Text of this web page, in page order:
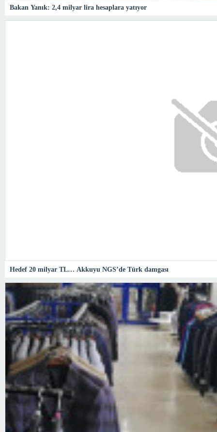
Bakan Yanık: 2,4 milyar lira hesaplara yatıyor
Hedef 20 milyar TL… Akkuyu NGS’de Türk damgası